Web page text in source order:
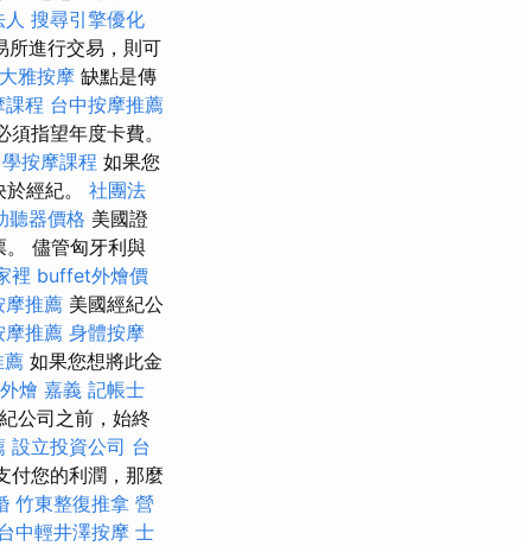
搜尋引擎優化
所進行交易，則可
大雅按摩 缺點是傳
課程 台中按摩推薦
指望年度卡費。
學按摩課程 如果您
經紀。 社團法
聽器價格 美國證
。 儘管匈牙利與
裡 buffet外燴價
摩推薦 美國經紀公
摩推薦 身體按摩
薦 如果您想將此金
外燴 嘉義 記帳士
公司之前，始終
設立投資公司 台
付您的利潤，那麼
竹東整復推拿 營
中輕井澤按摩 士